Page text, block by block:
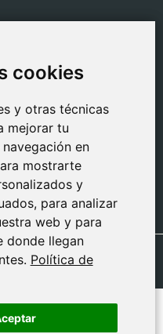
cookies
y otras técnicas
mejorar tu
en
mostrarte
y
para analizar
web y para
donde llegan
Política de
cookies
y otras técnicas
mejorar tu
en
mostrarte
y
para analizar
web y para
donde llegan
Política de
Viejo,